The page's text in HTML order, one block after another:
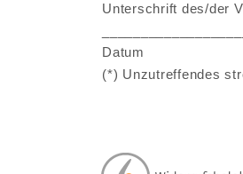
Unterschrift des/der
Datum
(*) Unzutreffendes